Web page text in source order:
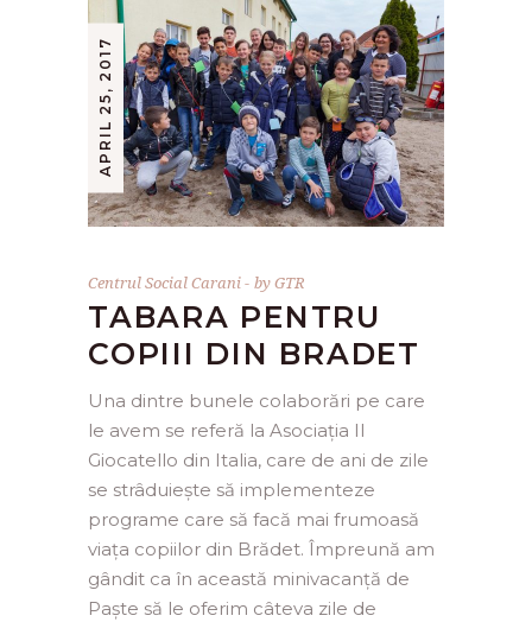
APRIL 25, 2017
Centrul Social Carani byGTR
TABARA PENTRU
COPIII DIN BRADET
Una dintre bunele colaborări pe care
le avem se referă la Asociația Il
Giocatello din Italia, care de ani de zile
se strâduiește să implementeze
programe care să facă mai frumoasă
viața copiilor din Brădet. Împreună am
gândit ca în această minivacanță de
Paște să le oferim câteva zile de